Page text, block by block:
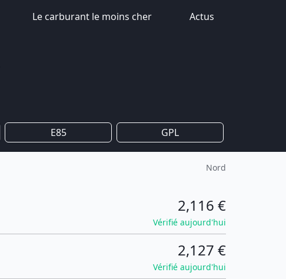
Le carburant le moins cher Actus
E85 GPL
Nord
2,116 €
Vérifié aujourd'hui
2,127 €
Vérifié aujourd'hui